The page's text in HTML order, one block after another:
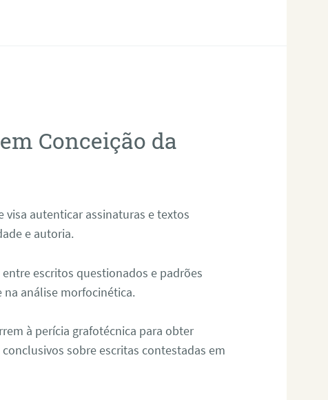
Conceição da
visa autenticar assinaturas e textos
e autoria.
escritos questionados e padrões
análise morfocinética.
à perícia grafotécnica para obter
sobre escritas contestadas em